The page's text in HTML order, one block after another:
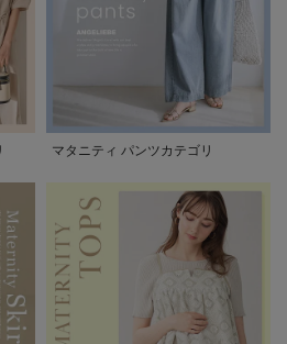
マタニティ パンツカテゴリ